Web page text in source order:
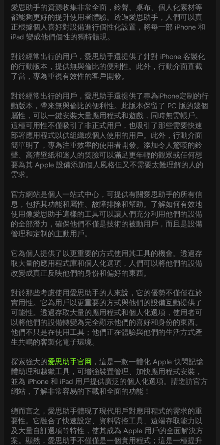
愛思助手的資源收集非常全面，鈴聲、桌布、個人化素材等
都能夠更好的提升使用者體驗。透過愛思助手，人們可以真
正根據個人喜好對設備進行個性化設置，將每一部 iPhone 和
iPad 變成他們個性的獨特體現。
對於經常出行的用戶，愛思助手還提供了針對 iPhone 客製化
的行動版本，提供無與倫比的便利性。此外，行動介面直截
了當，專為重視有效性的客戶開發。
對於經常出行的用戶，愛思助手還提供了專為iPhone定制的行
動版本，帶來無與倫比的便利性。此版本保留了 PC 版的幾個
屬性，可以一鍵安裝大量應用程式和遊戲，同時無需帳戶。
這種可用性不僅吸引了非正式用戶，也吸引了那些需要快速
部署應用程式以供組織或個人使用的用戶。此外，行動介面
簡單明了，專為注重效率的使用者開發。添加令人驚嘆的鈴
聲、高清壁紙和迷人的笑臉可以滿足更年輕的觀眾或任何想
要為其 Apple 設備添加個人風格但又不需要太難理解的人的
需求。
官方網站是個人一站式中心，可提供有關愛思助手的所有信
息，包括其功能和屬性、故障排除和幫助。了解如何有效地
使用像愛思助手這樣的工具可以讓人們充分利用他們的設備
的全部潛力，確保他們不僅是技術的被動用戶，而且是設備
管理和定制的主動用戶。
它為個人提供了以更重要的方式使用其工具的機會。透過存
取大量的應用程式庫和個人化選項，人們可以將他們的設備
改變成真正反映他們的身份和偏好的東西。
對於那些考慮使用愛思助手的人來說，它的優勢不僅僅在於
實用性。它為用戶以更重要的方式與他們的設備互動提供了
可能性。透過存取大量的應用程式和個人化選項，使用者可
以將他們的設備轉變為完全顯示他們的喜好和身份的東西。
他們不只是在使用工具；他們正在體驗與他們的生活方式產
生共鳴的客製化電子環境。
探索強大的爱思助手官网 ，這是一款一體化 Apple 快閃記憶
體助理和越獄工具，可增強裝置管理、加快應用程式安裝，
並為 iPhone 和 iPad 用戶提供廣泛的個人化選項。請造訪官方
網站，了解非常容易的下載和全面的功能！
總而言之，愛思助手體現了現代用戶對應用程式的需求的重
要性。它融合了快速設定、資料監控工具、遠端存取能力以
及大量自訂選項等特性，使其成為 Apple 用戶的全面解決方
案。顯然，愛思助手不僅僅是一個實用程式；這是一種提升